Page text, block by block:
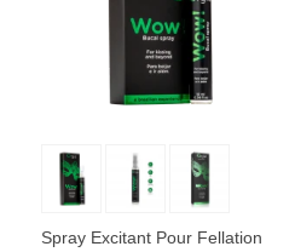
Spray Excitant Pour Fellation